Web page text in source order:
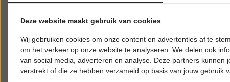
Deze website maakt gebruik van cookies
Wij gebruiken cookies om onze content en advertenties af te
om het verkeer op onze website te analyseren. We delen ook
van social media, adverteren en analyse. Deze partners
verstrekt of die ze hebben verzameld op basis van jouw gebruik